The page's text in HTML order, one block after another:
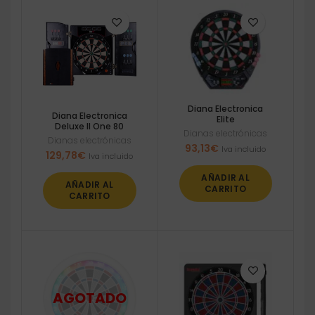
Diana Electronica
Deluxe II One 80
Dianas electrónicas
129,78€ Iva incluido
AÑADIR AL
CARRITO
Diana Electronica
Elite
Dianas electrónicas
93,13€ Iva incluido
AÑADIR AL
CARRITO